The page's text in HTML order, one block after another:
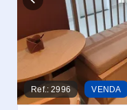
Ref.:2996 VENDA